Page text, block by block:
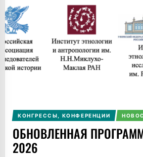
КОНГРЕССЫ, КОНФЕРЕНЦИИ
ОБНОВЛЕННАЯ
2026